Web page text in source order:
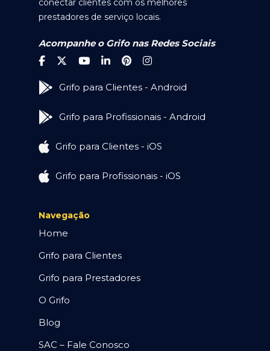
conectar clientes com os melhores
prestadores de serviço locais.
Acompanhe o Grifo nas Redes Sociais
Grifo para Clientes - Android
Grifo para Profissionais - Android
Grifo para Clientes - iOS
Grifo para Profissionais - iOS
Navegação
Home
Grifo para Clientes
Grifo para Prestadores
O Grifo
Blog
SAC – Fale Conosco